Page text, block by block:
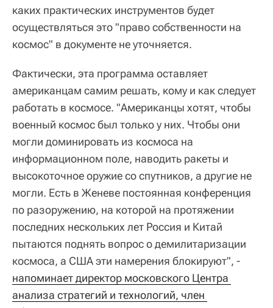
каких практических инструментов будет
осуществляться это "право собственности на
космос" в документе не уточняется.
Фактически, эта программа оставляет
американцам самим решать, кому и как следует
работать в космосе. "Американцы хотят, чтобы
военный космос был только у них. Чтобы они
могли доминировать из космоса на
информационном поле, наводить ракеты и
высокоточное оружие со спутников, а другие не
могли. Есть в Женеве постоянная конференция
по разоружению, на которой на протяжении
последних нескольких лет Россия и Китай
пытаются поднять вопрос о демилитаризации
космоса, а США эти намерения блокируют", -
напоминает директор московского Центра
анализа стратегий и технологий, член